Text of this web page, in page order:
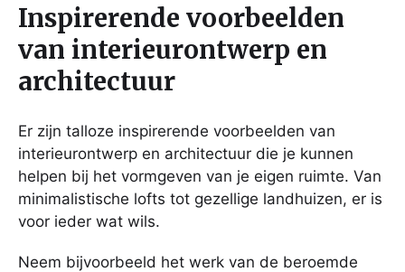
Inspirerende voorbeelden
van interieurontwerp en
architectuur
Er zijn talloze inspirerende voorbeelden van
interieurontwerp en architectuur die je kunnen
helpen bij het vormgeven van je eigen ruimte. Van
minimalistische lofts tot gezellige landhuizen, er is
voor ieder wat wils.
Neem bijvoorbeeld het werk van de beroemde